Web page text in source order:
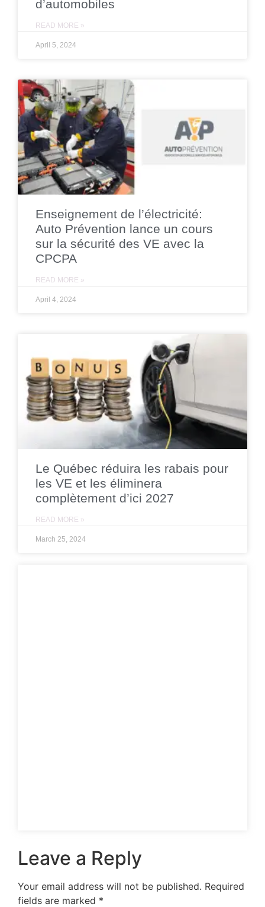
d’automobiles
READ MORE »
April 5, 2024
Enseignement de l’électricité:
Auto Prévention lance un cours
sur la sécurité des VE avec la
CPCPA
READ MORE »
April 4, 2024
Le Québec réduira les rabais pour
les VE et les éliminera
complètement d’ici 2027
READ MORE »
March 25, 2024
Leave a Reply
Your email address will not be published. Required
fields are marked *